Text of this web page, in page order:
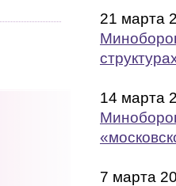
21 марта
14 марта
7 марта